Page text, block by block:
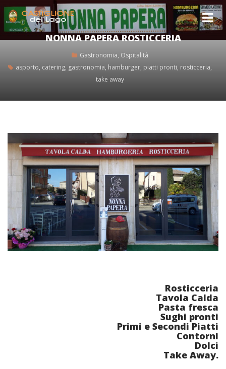
NONNA PAPERA ROSTICCERIA
Gastronomia, Ospitalità
asporto, catering, gastronomia, hamburger, piatti pronti, rosticceria,
take away
Rosticceria
Tavola Calda
Pasta fresca
Sughi pronti
Primi e Secondi Piatti
Contorni
Dolci
Take Away.